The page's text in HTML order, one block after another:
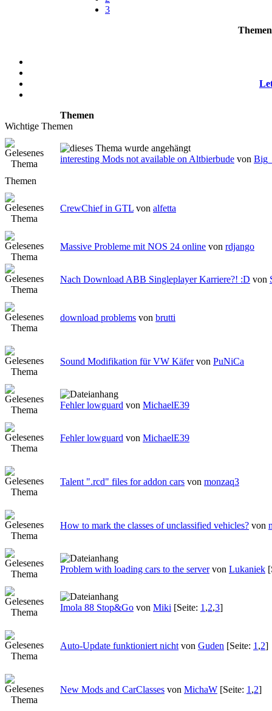
3
Themen
Wichtige Themen
interesting Mods not available on Altbierbude von
Themen
CrewChief in GTL von alfetta
Massive Probleme mit NOS 24 online von rdjango
Nach Download ABB Singleplayer Karriere?! :D von
download problems von brutti
Sound Modifikation für VW Käfer von PuNiCa
Fehler lowguard von MichaelE39
Fehler lowguard von MichaelE39
Talent ".rcd" files for addon cars von monzaq3
How to mark the classes of unclassified vehicles? von
Problem with loading cars to the server von Lukaniek
Imola 88 Stop&Go von Miki [Seite: 1 ,2,3]
Auto-Update funktioniert nicht von Guden [Seite: 1 ,2]
New Mods and CarClasses von MichaW [Seite: 1 ,2]